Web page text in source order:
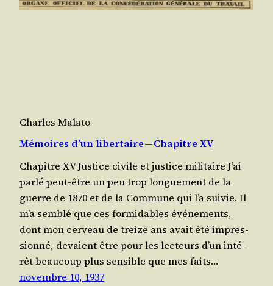
Charles Malato
Mémoires d’un libertaire — Chapitre XV
Chapitre XV Justice civile et justice militaire J’ai
par­lé peut-être un peu trop lon­gue­ment de la
guerre de 1870 et de la Com­mune qui l’a sui­vie. Il
m’a sem­blé que ces for­mi­dables évé­ne­ments,
dont mon cer­veau de treize ans avait été impres­
sion­né, devaient être pour les lec­teurs d’un inté­
rêt beau­coup plus sen­sible que mes faits…
novembre 10, 1937